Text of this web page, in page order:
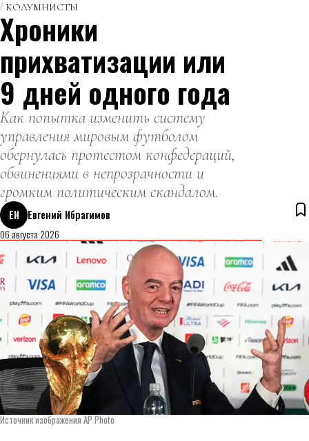
КОЛУМНИСТЫ
Хроники
прихватизации или
9 дней одного года
Как попытка изменить систему
управления мировым футболом
обернулась протестом конфедераций,
обвинениями в непрозрачности и
громким политическим скандалом.
ЕИ
Евгений Ибрагимов
06 августа 2026
Источник изображения AP Photo